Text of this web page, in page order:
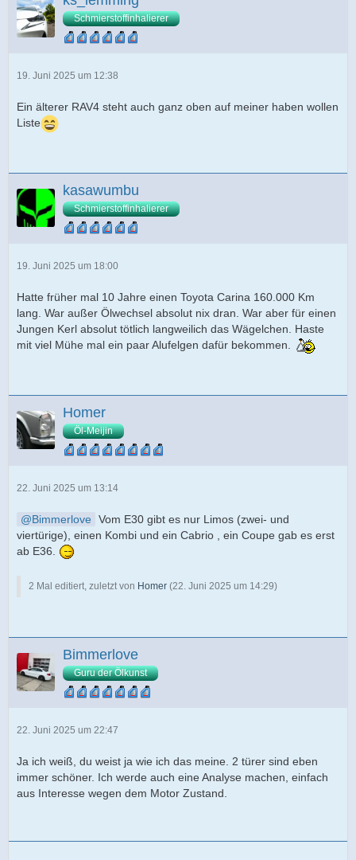
Schmierstoffinhalierer
19. Juni 2025 um 12:38
Ein älterer RAV4 steht auch ganz oben auf meiner haben wollen
Liste
kasawumbu
Schmierstoffinhalierer
19. Juni 2025 um 18:00
Hatte früher mal 10 Jahre einen Toyota Carina 160.000 Km
lang. War außer Ölwechsel absolut nix dran. War aber für einen
Jungen Kerl absolut tötlich langweilich das Wägelchen. Haste
mit viel Mühe mal ein paar Alufelgen dafür bekommen.
Homer
Öl-Meijin
22. Juni 2025 um 13:14
Bimmerlove
Vom E30 gibt es nur Limos (zwei- und
viertürige), einen Kombi und ein Cabrio , ein Coupe gab es erst
ab E36.
2 Mal editiert, zuletzt von Homer (22. Juni 2025 um 14:29)
Bimmerlove
Guru der Ölkunst
22. Juni 2025 um 22:47
Ja ich weiß, du weist ja wie ich das meine. 2 türer sind eben
immer schöner. Ich werde auch eine Analyse machen, einfach
aus Interesse wegen dem Motor Zustand.